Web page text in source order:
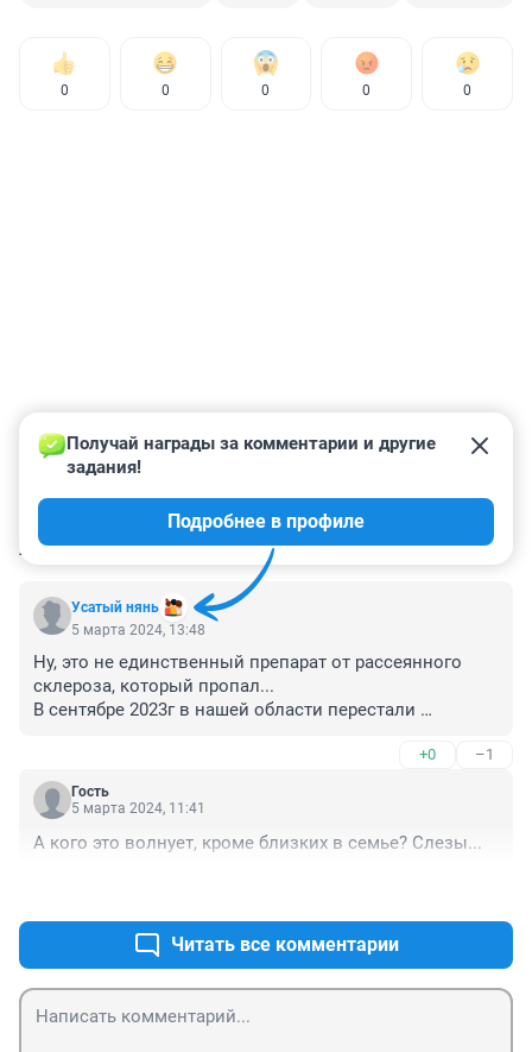
0 0 0 0 0
КОММЕНТАРИИ 2
Усатый нянь
Получай награды за комментарии и другие
задания!
Подробнее в профиле
5 марта 2024, 13:48
Ну, это не единственный препарат от рассеянного
склероза, который пропал...
В сентябре 2023г в нашей области перестали
("Феморикс"). Пациентов перевели на лечение
другими препаратами. Но, в феврале 2024г он снова
стал доступен по рецептам! Переводить пациентов
дичь... Все препараты имеют "накопительный эффект"
вернул симптомы заболевания... т.к. "Тенексиа" ещё
не начала действовать. А теперь обратно...
Издеваются как могут!
+0 –1
Гость
5 марта 2024, 11:41
А кого это волнует, кроме близких в семье? Слезы...
Читать все комментарии